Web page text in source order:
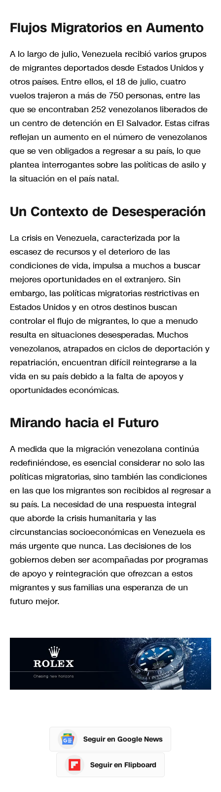
Flujos Migratorios en Aumento
A lo largo de julio, Venezuela recibió varios grupos
de migrantes deportados desde Estados Unidos y
otros países. Entre ellos, el 18 de julio, cuatro
vuelos trajeron a más de 750 personas, entre las
que se encontraban 252 venezolanos liberados de
un centro de detención en El Salvador. Estas cifras
reflejan un aumento en el número de venezolanos
que se ven obligados a regresar a su país, lo que
plantea interrogantes sobre las políticas de asilo y
la situación en el país natal.
Un Contexto de Desesperación
La crisis en Venezuela, caracterizada por la
escasez de recursos y el deterioro de las
condiciones de vida, impulsa a muchos a buscar
mejores oportunidades en el extranjero. Sin
embargo, las políticas migratorias restrictivas en
Estados Unidos y en otros destinos buscan
controlar el flujo de migrantes, lo que a menudo
resulta en situaciones desesperadas. Muchos
venezolanos, atrapados en ciclos de deportación y
repatriación, encuentran difícil reintegrarse a la
vida en su país debido a la falta de apoyos y
oportunidades económicas.
Mirando hacia el Futuro
A medida que la migración venezolana continúa
redefiniéndose, es esencial considerar no solo las
políticas migratorias, sino también las condiciones
en las que los migrantes son recibidos al regresar a
su país. La necesidad de una respuesta integral
que aborde la crisis humanitaria y las
circunstancias socioeconómicas en Venezuela es
más urgente que nunca. Las decisiones de los
gobiernos deben ser acompañadas por programas
de apoyo y reintegración que ofrezcan a estos
migrantes y sus familias una esperanza de un
futuro mejor.
Seguir en Google News
Seguir en Flipboard